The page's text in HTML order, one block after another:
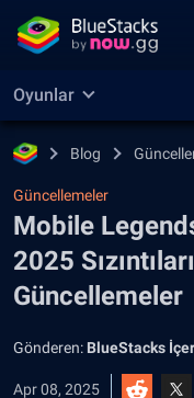
Oyunlar
Blog
Güncellemeler
Mobile
2025
Güncellemeler
Gönderen: BlueStacks
Apr 08, 2025